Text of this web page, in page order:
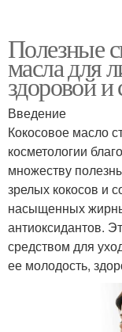
Полезные
масла для
здоровой
Введение
Кокосовое масло
косметологии
множеству
зрелых кокосов и
насыщенных
антиоксидантов.
средством для
ее молодость,